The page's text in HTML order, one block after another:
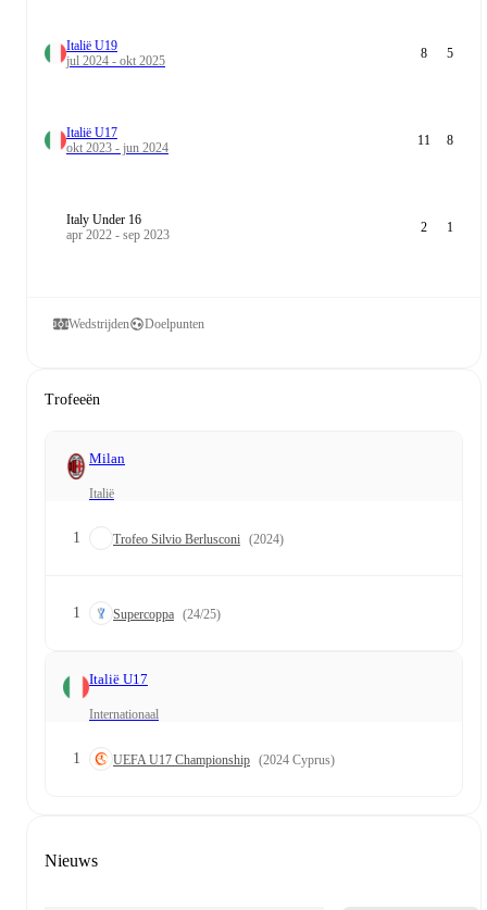
Italië U19
jul 2024 - okt 2025
8 5
Italië U17
okt 2023 - jun 2024
11 8
Italy Under 16
apr 2022 - sep 2023
2 1
Wedstrijden Doelpunten
Trofeeën
Milan
Italië
1 Trofeo Silvio Berlusconi (2024)
1 Supercoppa (24/25)
Italië U17
Internationaal
1 UEFA U17 Championship (2024 Cyprus)
Nieuws